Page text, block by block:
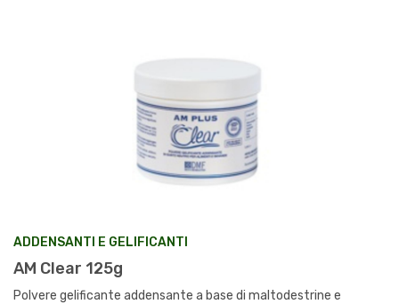
ADDENSANTI E GELIFICANTI
AM Clear 125g
Polvere gelificante addensante a base di maltodestrine e